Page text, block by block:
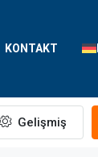
KONTAKT
Gelişmiş